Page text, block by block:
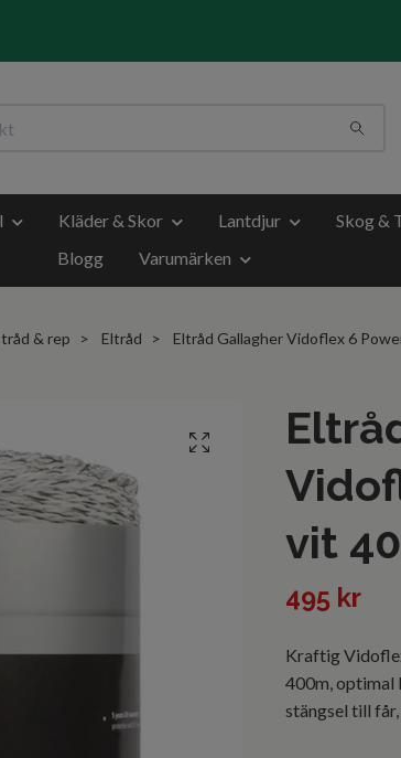
Kläder & Skor Lantdjur Skog &
Blogg
Varumärken
& rep Eltråd Eltråd Gallagher Vidoflex 6
vit
495 kr
Kraftig
400m, optimal
stängsel till